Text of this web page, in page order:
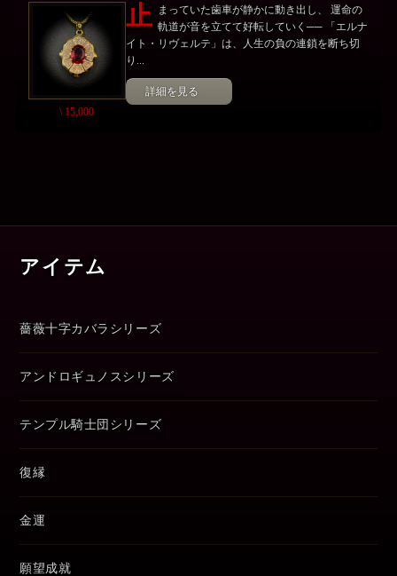
\ 15,000
止 まっていた歯車が静かに動き出し、 運命の
軌道が音を立てて好転していく── 「エルナ
イト・リヴェルテ」は、人生の負の連鎖を断ち切
り...
詳細を見る
アイテム
薔薇十字カバラシリーズ
アンドロギュノスシリーズ
テンプル騎士団シリーズ
復縁
金運
願望成就